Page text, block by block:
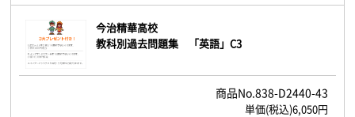
今治精華高校
教科別過去問題集 「英語」C3
838-D2440-43
6,050円